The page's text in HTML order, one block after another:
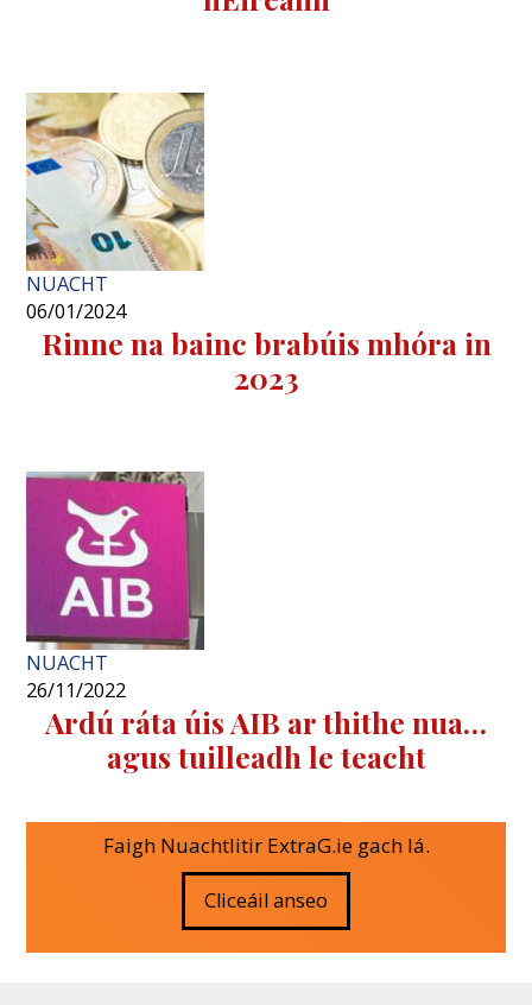
NUACHT
06/01/2024
Rinne na bainc brabúis mhóra in
2023
NUACHT
26/11/2022
Ardú ráta úis AIB ar thithe nua…
agus tuilleadh le teacht
Faigh Nuachtlitir ExtraG.ie gach lá.
Cliceáil anseo